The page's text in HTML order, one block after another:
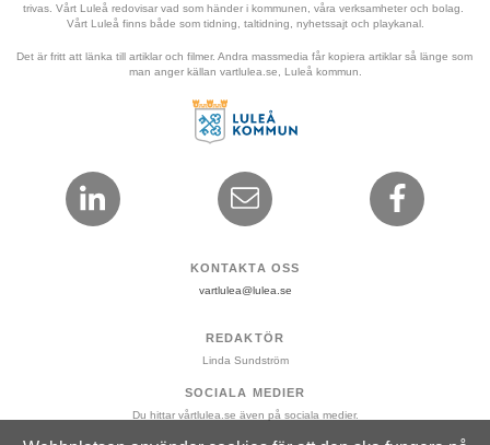
trivas. Vårt Luleå redovisar vad som händer i kommunen, våra verksamheter och bolag.
Vårt Luleå finns både som tidning, taltidning, nyhetssajt och playkanal.
Det är fritt att länka till artiklar och filmer. Andra massmedia får kopiera artiklar så länge som
man anger källan vartlulea.se, Luleå kommun.
KONTAKTA OSS
vartlulea@lulea.se
REDAKTÖR
Linda Sundström
SOCIALA MEDIER
Du hittar vårtlulea.se även på sociala medier.